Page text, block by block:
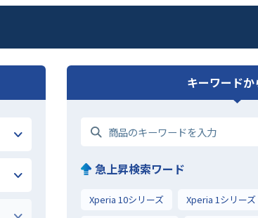
キーワードか
急上昇検索ワード
Xperia 10シリーズ Xperia 1シリーズ